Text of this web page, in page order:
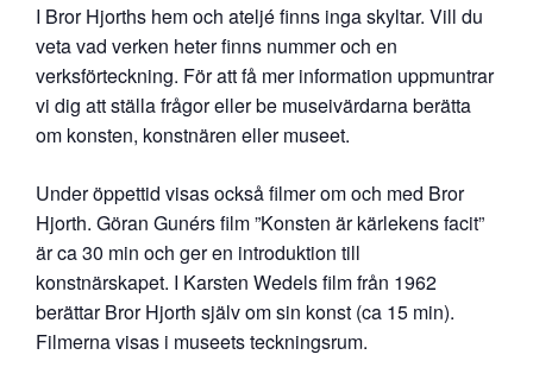
I Bror Hjorths hem och ateljé finns inga skyltar. Vill du
veta vad verken heter finns nummer och en
verksförteckning. För att få mer information uppmuntrar
vi dig att ställa frågor eller be museivärdarna berätta
om konsten, konstnären eller museet.
Under öppettid visas också filmer om och med Bror
Hjorth. Göran Gunérs film ”Konsten är kärlekens facit”
är ca 30 min och ger en introduktion till
konstnärskapet. I Karsten Wedels film från 1962
berättar Bror Hjorth själv om sin konst (ca 15 min).
Filmerna visas i museets teckningsrum.